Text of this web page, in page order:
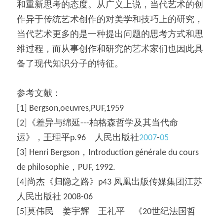
和重新思考的态度。从广义上说，当代艺术的创
作异于传统艺术创作的对美学和技巧上的研究，
当代艺术更多的是一种提出问题的思考方式和思
维过程，而从事创作和研究的艺术家们也因此具
备了现代知识分子的特征。
参考文献：
[1] Bergson,oeuvres,PUF,1959
[2]《差异与绵延---柏格森哲学及其当代命
运》，王理平p.96　人民出版社2007-05
[3] Henri Bergson，Introduction générale du cours
de philosophie，PUF, 1992.
[4]尚杰《归隐之路》p43 凤凰出版传媒集团江苏
人民出版社 2008-06
[5]莫伟民　姜宇辉　王礼平　《20世纪法国哲